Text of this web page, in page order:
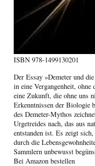
ISBN 978-1499130201
Der Essay »Demeter und
in eine Vergangenheit,
eine Zukunft, die ohne uns
Erkenntnissen der Biologie
des Demeter-Mythos
Urgetreides nach, das aus
entstanden ist. Es zeigt
durch die
Sammlern unbewusst
Bei Amazon bestellen